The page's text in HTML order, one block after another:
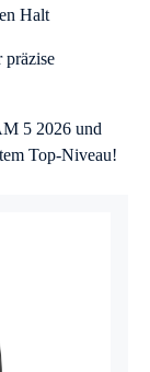
Halt
präzise
5 2026 und
Top-Niveau!